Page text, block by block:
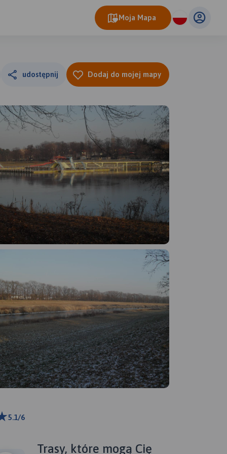
Moja Mapa
udostępnij Dodaj do mojej mapy
5.1/6
Trasy, które mogą Cię